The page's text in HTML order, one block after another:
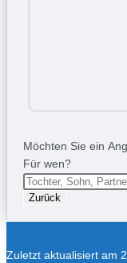
Möchten Sie ein
Für wen?
Zurück
Zuletzt aktualisiert am